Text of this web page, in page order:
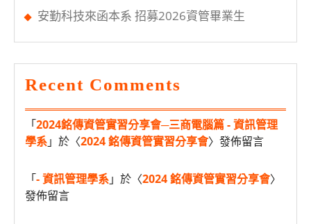
安勤科技來函本系 招募2026資管畢業生
Recent Comments
「2024銘傳資管實習分享會─三商電腦篇 - 資訊管理
學系」於〈2024 銘傳資管實習分享會〉發佈留言
「- 資訊管理學系」於〈2024 銘傳資管實習分享會〉
發佈留言